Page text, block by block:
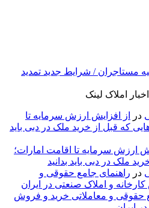
املاک لینک
در
از افزایش ارزش سرمایه تا
که قبل از خرید ملک در دبی باید
ارزش سرمایه تا اقامت امارات؛
ملک در دبی باید بدانید
در راهنمای جامع حقوقی و
و املاک صنعتی در ایران
حقوقی و معاملاتی خرید و فروش